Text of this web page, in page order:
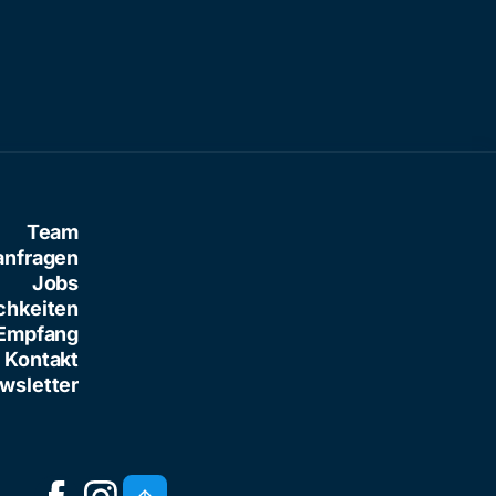
Team
Jobs
Kontakt